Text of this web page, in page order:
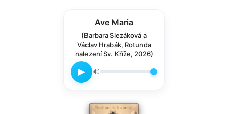
Ave Maria
(Barbara Slezáková a
Václav Hrabák, Rotunda
nalezení Sv. Kříže, 2026)
▶ 🔊